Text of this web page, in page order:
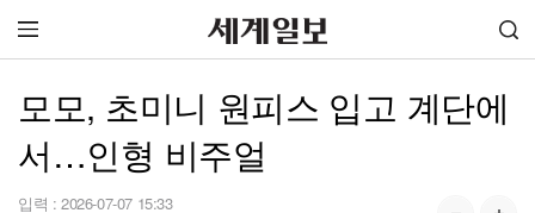
모모, 초미니 원피스 입고 계단에
서…인형 비주얼
입력 : 2026-07-07 15:33